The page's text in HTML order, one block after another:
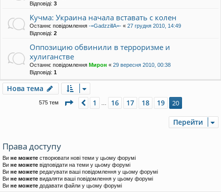
Відповіді: 3
Кучма: Украина начала вставать с колен
Останнє повідомлення -=GadzzillA=- « 27 грудня 2010, 14:49
Відповіді: 2
Оппозицию обвинили в терроризме и
хулиганстве
Останнє повідомлення Мирон « 29 вересня 2010, 00:38
Відповіді: 1
Нова тема
575 тем Сторінка 20з 20
Поперед.
1 16 17 18 19 20
Перейти
Права доступу
Ви не можете створювати нові теми у цьому форумі
Ви не можете відповідати на теми у цьому форумі
Ви не можете редагувати ваші повідомлення у цьому форумі
Ви не можете видаляти ваші повідомлення у цьому форумі
Ви не можете додавати файли у цьому форумі